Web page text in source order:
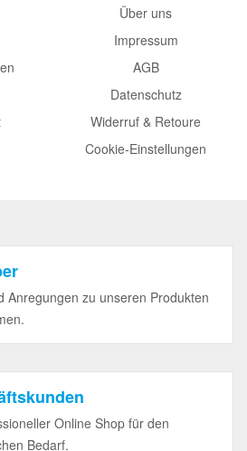
Über uns
Impressum
AGB
Datenschutz
Widerruf & Retoure
Cookie-Einstellungen
Anregungen zu unseren Produkten
Online Shop für den
Bedarf.